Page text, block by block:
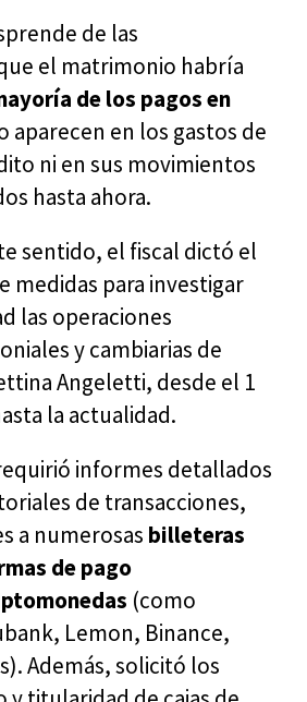
de las
el matrimonio habría
de los pagos en
aparecen en los gastos de
ni en sus movimientos
hasta ahora.
sentido, el fiscal dictó el
medidas para investigar
las operaciones
y cambiarias de
Angeletti, desde el 1
la actualidad.
informes detallados
de transacciones,
a numerosas billeteras
de pago
(como
Lemon, Binance,
Además, solicitó los